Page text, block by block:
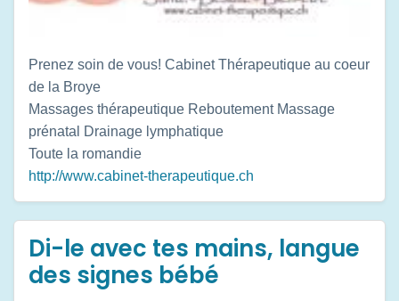
Prenez soin de vous! Cabinet Thérapeutique au coeur
de la Broye
Massages thérapeutique Reboutement Massage
prénatal Drainage lymphatique
Toute la romandie
http://www.cabinet-therapeutique.ch
Di-le avec tes mains, langue
des signes bébé